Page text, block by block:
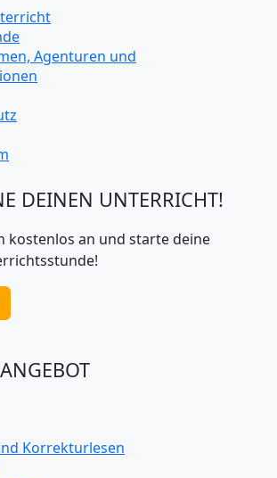
Agenturen und
DEINEN UNTERRICHT!
kostenlos an und starte deine
Korrekturlesen